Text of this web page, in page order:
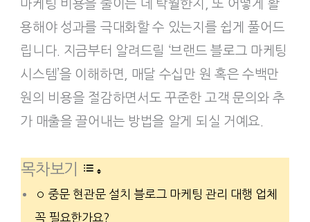
마케팅 비용을 줄이는 데 탁월한지, 또 어떻게 활
용해야 성과를 극대화할 수 있는지를 쉽게 풀어드
립니다. 지금부터 알려드릴 ‘브랜드 블로그 마케팅
시스템’을 이해하면, 매달 수십만 원 혹은 수백만
원의 비용을 절감하면서도 꾸준한 고객 문의와 추
가 매출을 끌어내는 방법을 알게 되실 거예요.
목차보기
중문 현관문 설치 블로그 마케팅 관리 대행 업체
꼭 필요한가요?